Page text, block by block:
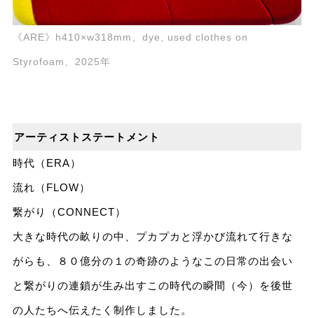
《ARE》h410×w318mm、dye, used clothes on
Styrofoam、2025年
アーティストステートメント
時代（ERA）
流れ（FLOW）
繋がり（CONNECT）
大きな時代の畝りの中、プカプカと浮かび流れて行きな
がらも、８０億分の１の奇跡のようなこの日常の出会い
と繋がりの連鎖が生み出すこの時代の瞬間（今）を後世
の人たちへ伝えたく制作しました。